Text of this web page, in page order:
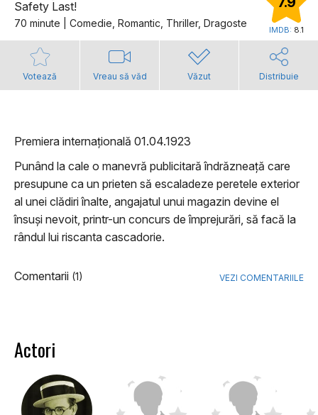
Safety Last!
70 minute | Comedie, Romantic, Thriller, Dragoste
IMDB: 8.1
Votează Vreau să văd Văzut Distribuie
Premiera internațională 01.04.1923
Punând la cale o manevră publicitară îndrăzneață care
presupune ca un prieten să escaladeze peretele exterior
al unei clădiri înalte, angajatul unui magazin devine el
însuși nevoit, printr-un concurs de împrejurări, să facă la
rândul lui riscanta cascadorie.
Comentarii (1) VEZI COMENTARIILE
Actori